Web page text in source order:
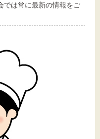
では常に最新の情報をご